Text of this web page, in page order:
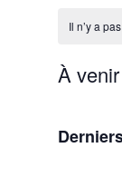
Il n’y a
À venir
date.